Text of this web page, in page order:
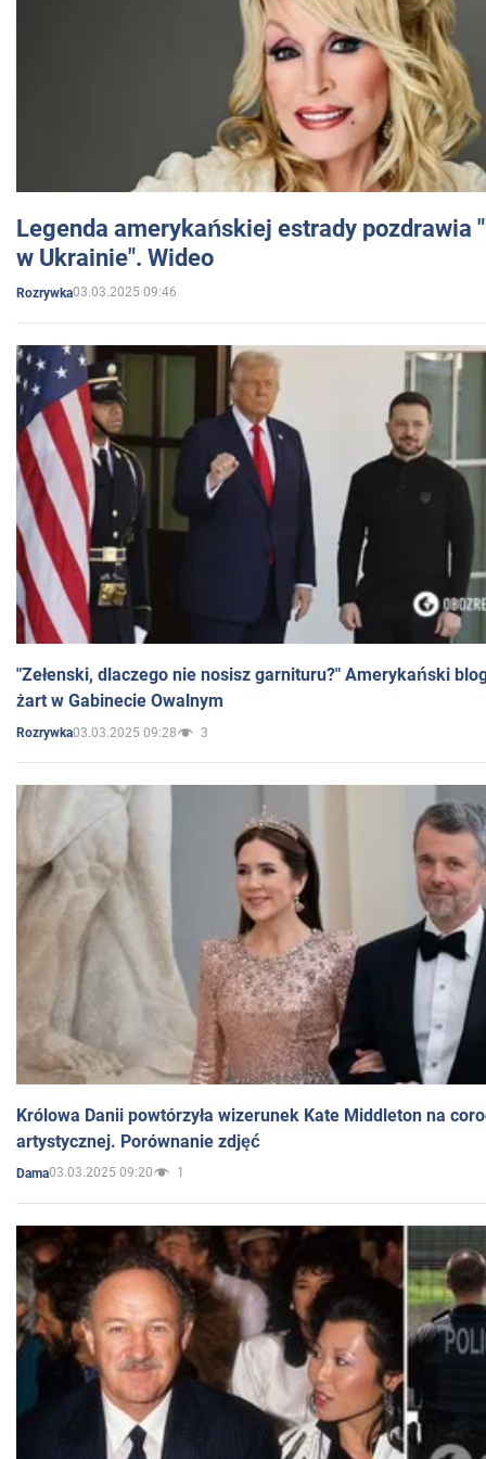
Legenda amerykańskiej estrady pozdrawia
w Ukrainie". Wideo
Rozrywka03.03.2025 09:46
"Zełenski, dlaczego nie nosisz garnituru?" Amerykański
żart w Gabinecie Owalnym
Rozrywka03.03.2025 09:28 3
Królowa Danii powtórzyła wizerunek Kate Middleton na
artystycznej. Porównanie zdjęć
Dama03.03.2025 09:20 1